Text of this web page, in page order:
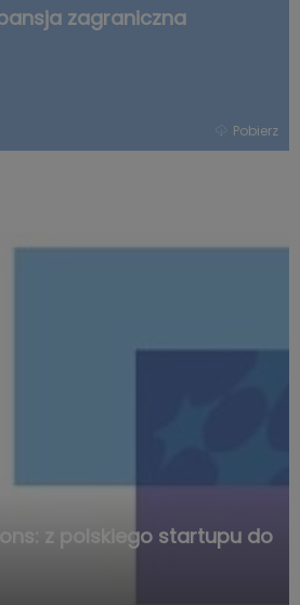
zagraniczna
Pobierz
z polskiego startupu do